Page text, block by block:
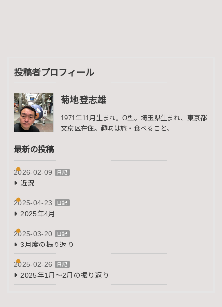
投稿者プロフィール
菊地登志雄
1971年11月生まれ。O型。埼玉県生まれ、東京都
文京区在住。趣味は旅・食べること。
最新の投稿
2026-02-09 日記
近況
2025-04-23 日記
2025年4月
2025-03-20 日記
3月度の振り返り
2025-02-26 日記
2025年1月～2月の振り返り